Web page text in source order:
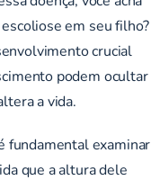
em seu filho?
crucial
podem ocultar
a vida.
fundamental examinar
que a altura dele